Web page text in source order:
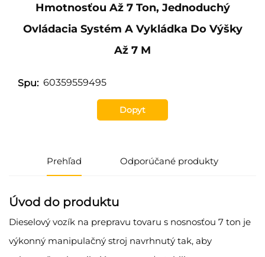
Hmotnosťou Až 7 Ton, Jednoduchý
Ovládacia Systém A Vykládka Do Výšky
Až 7 M
Spu: 60359559495
Dopyt
Prehľad Odporúčané produkty
Úvod do produktu
Dieselový vozík na prepravu tovaru s nosnosťou 7 ton je
výkonný manipulačný stroj navrhnutý tak, aby